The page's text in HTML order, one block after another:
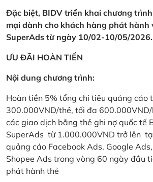
Đặc biệt, BIDV triển khai chương
mại dành cho khách hàng phát hành
SuperAds từ ngày 10/02-10/05/2026.
ƯU ĐÃI HOÀN TIỀN
Nội dung chương trình:
Hoàn tiền 5% tổng chi tiêu quảng cáo
300.000VND/thẻ, tối đa
các giao dịch bằng thẻ ghi nợ quốc tế
SuperAds từ 1.000.000VND trở lên
quảng cáo Facebook Ads, Google
Shopee Ads trong vòng 60 ngày đầu
phát hành thẻ